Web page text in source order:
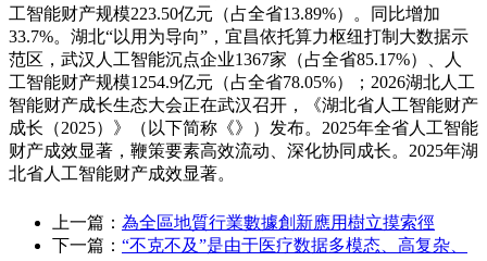
工智能财产规模223.50亿元（占全省13.89%）。同比增加
33.7%。湖北“以用为导向”，宜昌依托算力枢纽打制大数据示
范区，武汉人工智能沉点企业1367家（占全省85.17%）、人
工智能财产规模1254.9亿元（占全省78.05%）；2026湖北人工
智能财产成长生态大会正在武汉召开，《湖北省人工智能财产
成长（2025）》（以下简称《》）发布。2025年全省人工智能
财产成效显著，鞭策要素高效流动、深化协同成长。2025年湖
北省人工智能财产成效显著。
上一篇： 為全區地質行業數據創新應用樹立摸索徑
下一篇： “不克不及”是由于医疗数据多模态、高复杂、